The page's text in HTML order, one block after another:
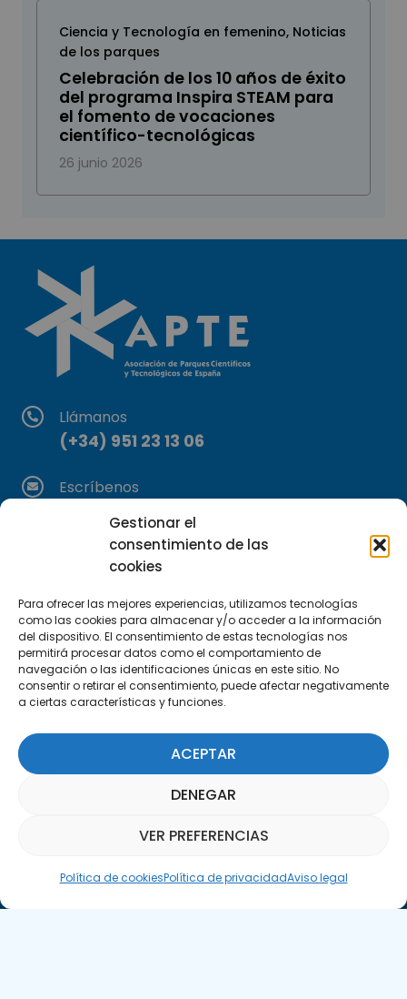
Gestionar el
consentimiento de las
cookies
Para ofrecer las mejores experiencias, utilizamos tecnologías
como las cookies para almacenar y/o acceder a la información
del dispositivo. El consentimiento de estas tecnologías nos
permitirá procesar datos como el comportamiento de
navegación o las identificaciones únicas en este sitio. No
consentir o retirar el consentimiento, puede afectar negativamente
a ciertas características y funciones.
ACEPTAR
DENEGAR
VER PREFERENCIAS
Política de cookiesPolítica de privacidadAviso legal
Ciencia y Tecnología en femenino, Noticias
de los parques
Celebración de los 10 años de éxito
del programa Inspira STEAM para
el fomento de vocaciones
científico-tecnológicas
26 junio 2026
Llámanos
(+34) 951 23 13 06
Escríbenos
Encuéntranos
29590 Campanillas, Málaga
Suscríbete a nuestra Newsletter
SUSCRÍBETE AQUÍ